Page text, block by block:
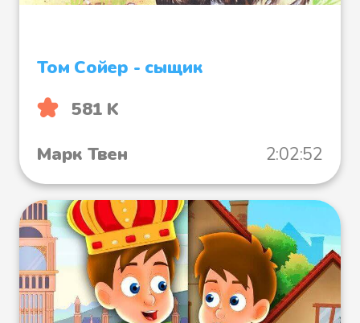
Том Сойер - сыщик
581 K
Марк Твен
2:02:52